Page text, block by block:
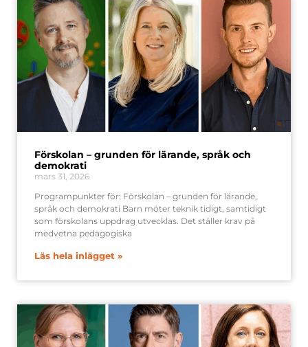
Förskolan – grunden för lärande, språk och
demokrati
mars 31, 2026
Programpunkter för: Förskolan – grunden för lärande,
språk och demokrati Barn möter teknik tidigt, samtidigt
som förskolans uppdrag utvecklas. Det ställer krav på
medvetna pedagogiska
Läs hela inlägget »